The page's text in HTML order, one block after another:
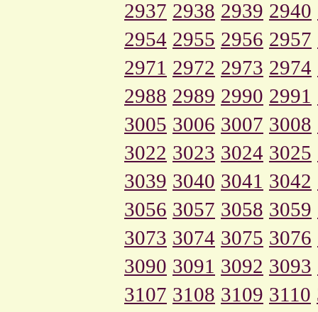
2937 2938 2939 2940
2954 2955 2956 2957
2971 2972 2973 2974
2988 2989 2990 2991
3005 3006 3007 3008
3022 3023 3024 3025
3039 3040 3041 3042
3056 3057 3058 3059
3073 3074 3075 3076
3090 3091 3092 3093
3107 3108 3109 3110